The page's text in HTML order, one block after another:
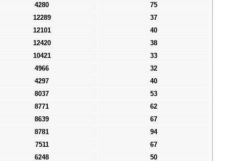
4280
75
12289
37
12101
40
12420
38
10421
33
4966
32
4297
40
8037
53
8771
62
8639
67
8781
94
7511
67
6248
50